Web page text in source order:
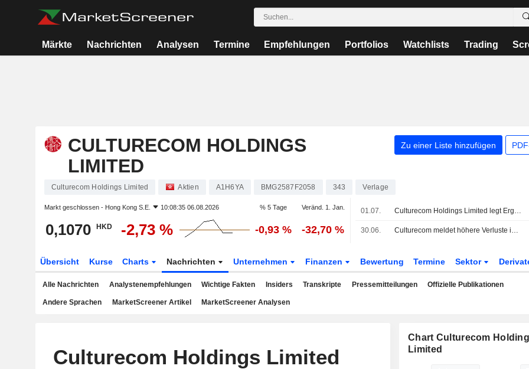
Märkte Nachrichten Analysen Termine Empfehlungen Portfolios Watchlists Trading
CULTURECOM HOLDINGS
LIMITED
Zu einer Liste hinzufügen
Culturecom Holdings Limited Aktien A1H6YA BMG2587F2058 343 Verlage
Markt geschlossen - Hong Kong S.E. 10:08:35 06.08.2026 % 5 Tage Veränd. 1. Jan.
0,1070 HKD -2,73 % -0,93 % -32,70 %
01.07. Culturecom Holdings Limited legt Ergebnisse fuer das Gesamtjahr zum 31. Maerz 2026 vor
30.06. Culturecom meldet höhere Verluste im Geschäftsjahr
Übersicht Kurse Charts Nachrichten Unternehmen Finanzen Bewertung Termine Sektor
Alle Nachrichten Analystenempfehlungen Wichtige Fakten Insiders Transkripte Pressemitteilungen Offizielle Publikationen
Andere Sprachen MarketScreener Artikel MarketScreener Analysen
Culturecom Holdings Limited
Chart Culturecom
Limited